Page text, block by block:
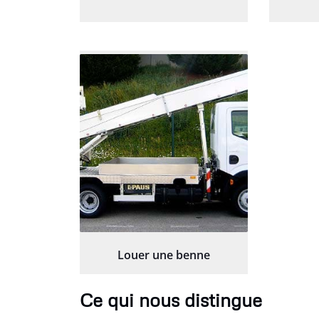
Louer une benne
Ce qui nous distingue